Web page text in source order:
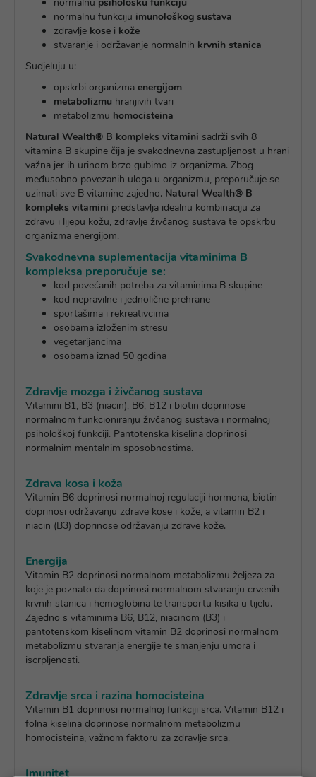
normalnu funkciju imunološkog sustava
zdravlje kose i kože
stvaranje i održavanje normalnih krvnih stanica
Sudjeluju u:
opskrbi organizma energijom
metabolizmu hranjivih tvari
metabolizmu homocisteina
Natural Wealth® B kompleks vitamini sadrži svih 8
vitamina B skupine čija je svakodnevna zastupljenost u hrani
važna jer ih urinom brzo gubimo iz organizma. Zbog
međusobno povezanih uloga u organizmu, preporučuje se
uzimati sve B vitamine zajedno. Natural Wealth® B
kompleks vitamini predstavlja idealnu kombinaciju za
zdravu i lijepu kožu, zdravlje živčanog sustava te opskrbu
organizma energijom.
Svakodnevna suplementacija vitaminima B
kompleksa preporučuje se:
kod povećanih potreba za vitaminima B skupine
kod nepravilne i jednolične prehrane
sportašima i rekreativcima
osobama izloženim stresu
vegetarijancima
osobama iznad 50 godina
Zdravlje mozga i živčanog sustava
Vitamini B1, B3 (niacin), B6, B12 i biotin doprinose
normalnom funkcioniranju živčanog sustava i normalnoj
psihološkoj funkciji. Pantotenska kiselina doprinosi
normalnim mentalnim sposobnostima.
Zdrava kosa i koža
Vitamin B6 doprinosi normalnoj regulaciji hormona, biotin
doprinosi održavanju zdrave kose i kože, a vitamin B2 i
niacin (B3) doprinose održavanju zdrave kože.
Energija
Vitamin B2 doprinosi normalnom metabolizmu željeza za
koje je poznato da doprinosi normalnom stvaranju crvenih
krvnih stanica i hemoglobina te transportu kisika u tijelu.
Zajedno s vitaminima B6, B12, niacinom (B3) i
pantotenskom kiselinom vitamin B2 doprinosi normalnom
metabolizmu stvaranja energije te smanjenju umora i
iscrpljenosti.
Zdravlje srca i razina homocisteina
Vitamin B1 doprinosi normalnoj funkciji srca. Vitamin B12 i
folna kiselina doprinose normalnom metabolizmu
homocisteina, važnom faktoru za zdravlje srca.
Imunitet